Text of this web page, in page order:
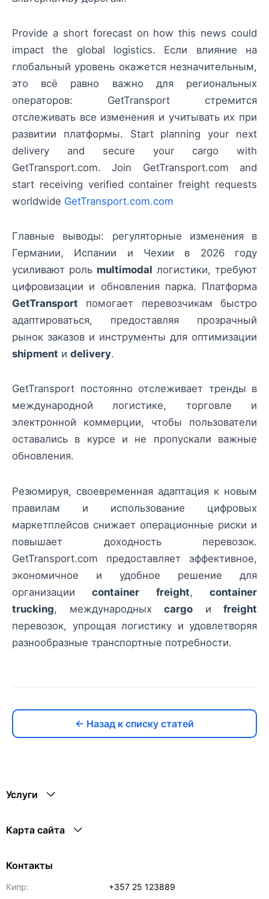
Provide a short forecast on how this news could
impact the global logistics. Если влияние на
глобальный уровень окажется незначительным,
это всё равно важно для региональных
операторов: GetTransport стремится
отслеживать все изменения и учитывать их при
развитии платформы. Start planning your next
delivery and secure your cargo with
GetTransport.com. Join GetTransport.com and
start receiving verified container freight requests
worldwide GetTransport.com.com
Главные выводы: регуляторные изменения в
Германии, Испании и Чехии в 2026 году
усиливают роль multimodal логистики, требуют
цифровизации и обновления парка. Платформа
GetTransport помогает перевозчикам быстро
адаптироваться, предоставляя прозрачный
рынок заказов и инструменты для оптимизации
shipment и delivery.
GetTransport постоянно отслеживает тренды в
международной логистике, торговле и
электронной коммерции, чтобы пользователи
оставались в курсе и не пропускали важные
обновления.
Резюмируя, своевременная адаптация к новым
правилам и использование цифровых
маркетплейсов снижает операционные риски и
повышает доходность перевозок.
GetTransport.com предоставляет эффективное,
экономичное и удобное решение для
организацииcontainer freight,container
trucking, международных cargo и freight
перевозок, упрощая логистику и удовлетворяя
разнообразные транспортные потребности.
← Назад к списку статей
Услуги
Карта сайта
Контакты
Кипр:
+357 25 123889